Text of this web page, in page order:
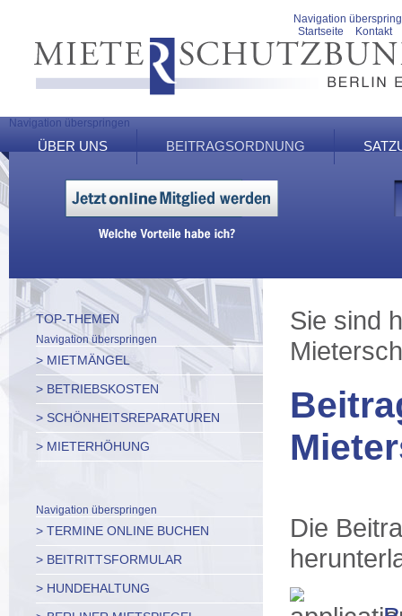
Navigation überspringen
ÜBER UNS BEITRAGSORDNUNG
Navigation
Startseite
Kontakt
TOP-THEMEN
Navigation überspringen
> MIETMÄNGEL
> BETRIEBSKOSTEN
> SCHÖNHEITSREPARATUREN
> MIETERHÖHUNG
Navigation überspringen
> TERMINE ONLINE BUCHEN
> BEITRITTSFORMULAR
> HUNDEHALTUNG
Sie sind
Die